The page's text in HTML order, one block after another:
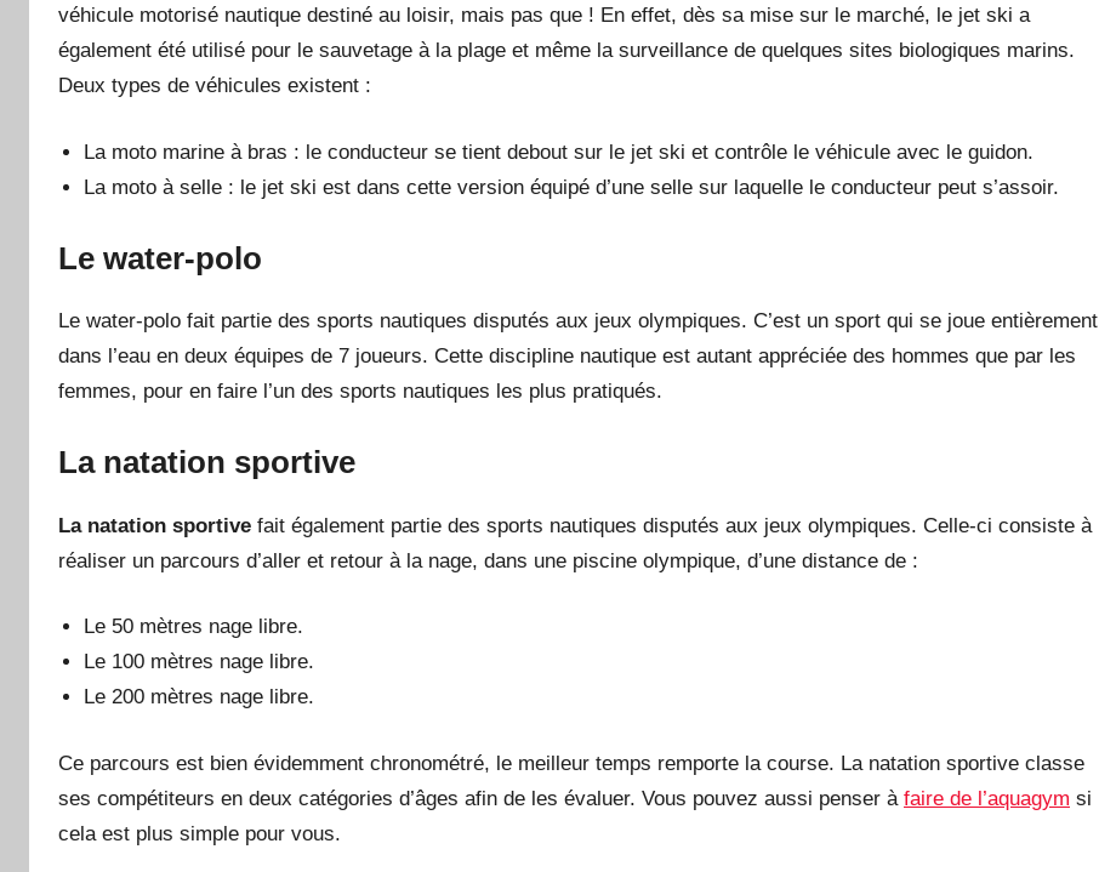
véhicule motorisé nautique destiné au loisir, mais pas que ! En effet, dès sa mise sur le marché, le jet ski a
également été utilisé pour le sauvetage à la plage et même la surveillance de quelques sites biologiques marins.
Deux types de véhicules existent :
La moto marine à bras : le conducteur se tient debout sur le jet ski et contrôle le véhicule avec le guidon.
La moto à selle : le jet ski est dans cette version équipé d’une selle sur laquelle le conducteur peut s’assoir.
Le water-polo
Le water-polo fait partie des sports nautiques disputés aux jeux olympiques. C’est un sport qui se joue entièrement
dans l’eau en deux équipes de 7 joueurs. Cette discipline nautique est autant appréciée des hommes que par les
femmes, pour en faire l’un des sports nautiques les plus pratiqués.
La natation sportive
La natation sportive fait également partie des sports nautiques disputés aux jeux olympiques. Celle-ci consiste à
réaliser un parcours d’aller et retour à la nage, dans une piscine olympique, d’une distance de :
Le 50 mètres nage libre.
Le 100 mètres nage libre.
Le 200 mètres nage libre.
Ce parcours est bien évidemment chronométré, le meilleur temps remporte la course. La natation sportive classe
ses compétiteurs en deux catégories d’âges afin de les évaluer. Vous pouvez aussi penser à faire de l’aquagym si
cela est plus simple pour vous.